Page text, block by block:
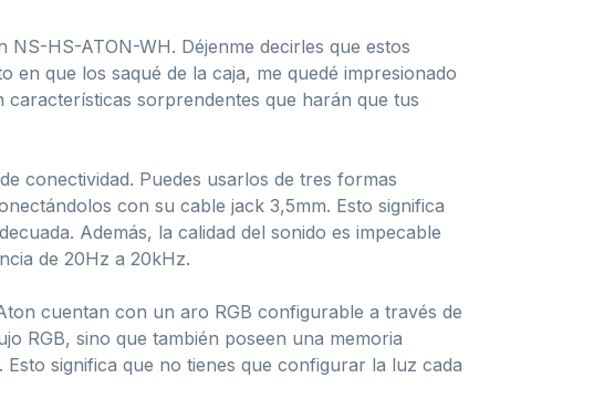
HS-ATON-WH. Déjenme decirles que estos
en que los saqué de la caja, me quedé impresionado
sorprendentes que harán que tus
conectividad. Puedes usarlos de tres formas
con su cable jack 3,5mm. Esto significa
Además, la calidad del sonido es impecable
de 20Hz a 20kHz.
cuentan con un aro RGB configurable a través de
RGB, sino que también poseen una memoria
significa que no tienes que configurar la luz cada